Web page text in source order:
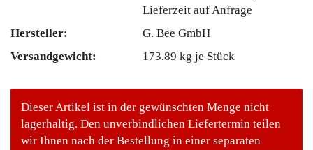
Lieferzeit auf Anfrage
Hersteller:
G. Bee GmbH
Versandgewicht:
173.89 kg je Stück
Dieser Artikel ist in der gewünschten Menge nicht
lagerhaltig. Den unverbindlichen Liefertermin teilen
wir Ihnen nach der Bestellung in einer separaten